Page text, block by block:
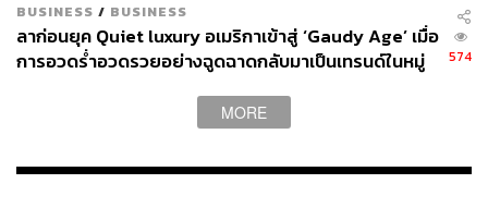
BUSINESS / BUSINESS
ลาก่อนยุค Quiet luxury อเมริกาเข้าสู่ ‘Gaudy Age’ เมื่อ
การอวดร่ำอวดรวยอย่างฉูดฉาดกลับมาเป็นเทรนด์ในหมู่
574
MORE